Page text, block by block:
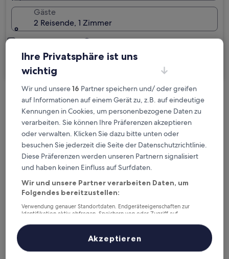
Gäste
2 Reisende, 1 Zimmer
Ich reise geschäftlich
Kostenlose Stornierung bei
Planänderungen
Verdiene Prämien für jede
wahrgenommene Übernachtung
Mehr sparen mit Preisen für Mitglieder
Überprüfe die Preise für diese Daten
6. Aug. - 7. Aug.
7. Aug. - 8. Aug.
Ihre Privatsphäre ist uns
wichtig
Wir und unsere16 Partner speichern und/ oder greifen
auf Informationen auf einem Gerät zu, z.B. auf eindeutige
Kennungen in Cookies, um personenbezogene Daten zu
verarbeiten. Sie können Ihre Präferenzen akzeptieren
oder verwalten. Klicken Sie dazu bitte unten oder
besuchen Sie jederzeit die Seite der Datenschutzrichtlinie.
Diese Präferenzen werden unseren Partnern signalisiert
und haben keinen Einfluss auf Surfdaten.
Wir und unsere Partner verarbeiten Daten, um
Folgendes bereitzustellen:
Verwendung genauer Standortdaten. Endgeräteeigenschaften zur
Identifikation aktiv abfragen. Speichern von oder Zugriff auf
Inhalte, Messung von Werbeleistung und der Performance von Inhalten,
Zielgruppenforschung sowie Entwicklung und Verbesserung von
Liste der Partner (Lieferanten)
Akzeptieren